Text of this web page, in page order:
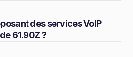
des services VoIP
61.90Z ?